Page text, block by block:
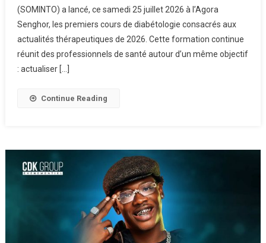
(SOMINTO) a lancé, ce samedi 25 juillet 2026 à l’Agora
Senghor, les premiers cours de diabétologie consacrés aux
actualités thérapeutiques de 2026. Cette formation continue
réunit des professionnels de santé autour d’un même objectif
: actualiser […]
Continue Reading